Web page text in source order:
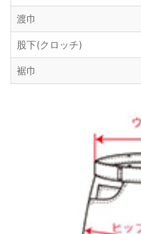
渡巾
股下(クロッチ)
裾巾